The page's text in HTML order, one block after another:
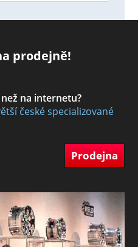
prodejně!
na internetu?
české specializované
Prodejna